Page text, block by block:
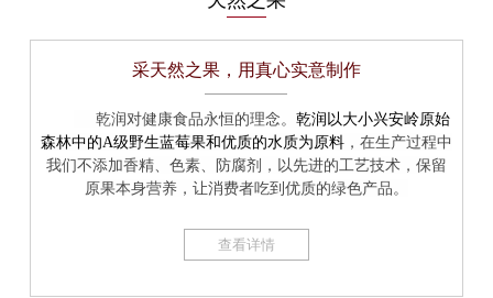
采天然之果，用真心实意制作
乾润对健康食品永恒的理念。乾润以大小兴安岭原始
森林中的A级野生蓝莓果和优质的水质为原料，在生产过程中
我们不添加香精、色素、防腐剂，以先进的工艺技术，保留
原果本身营养，让消费者吃到优质的绿色产品。
查看详情